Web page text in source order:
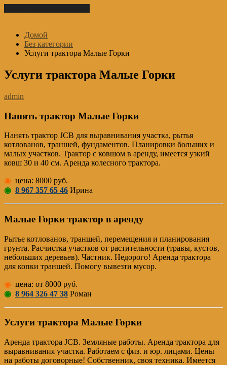
Домой
Без категории
Услуги трактора Малые Горки
Услуги трактора Малые Горки
admin
Нанять трактор Малые Горки
Нанять трактор JCB для выравнивания участка, рытья
котлованов, траншей, фундаментов. Планировки больших и
малых участков. Трактор с ковшом в аренду, имеется узкий
ковш 30 и 40 см. Аренда колесного трактора.
◉ цена: 8000 руб.
◉ 8 967 357 65 46 Ирина
Малые Горки трактор в аренду
Рытье котлованов, траншей, перемещения и планирования
грунта. Расчистка участков от растительности (травы, кустов,
небольших деревьев). Частник. Недорого! Аренда трактора
для копки траншей. Помогу вывезти мусор.
◉ цена: от 8000 руб.
◉ 8 964 326 47 38 Роман
Услуги трактора Малые Горки
Аренда трактора JCB. Земляные работы. Аренда трактора для
выравнивания участка. Работаем с физ. и юр. лицами. Цены
на работы договорные! Собственник, своя техника. Имеется